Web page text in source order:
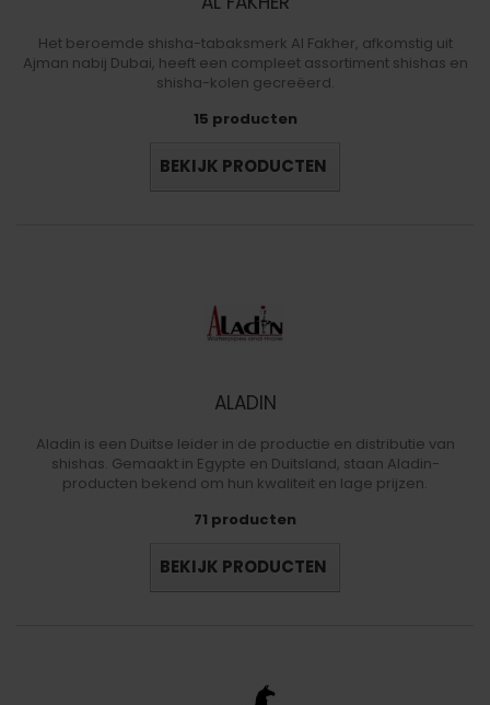
Het beroemde shisha-tabaksmerk Al Fakher, afkomstig uit
Ajman nabij Dubai, heeft een compleet assortiment shishas en
shisha-kolen gecreëerd.
15 producten
BEKIJK PRODUCTEN
ALADIN
Aladin is een Duitse leider in de productie en distributie van
shishas. Gemaakt in Egypte en Duitsland, staan Aladin-
producten bekend om hun kwaliteit en lage prijzen.
71 producten
BEKIJK PRODUCTEN